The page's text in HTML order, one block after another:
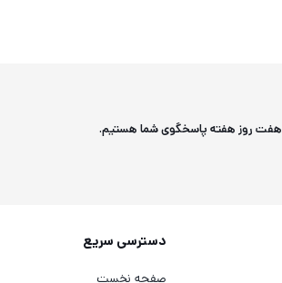
هفت روز هفته پاسخگوی شما هستیم.
دسترسی سریع
صفحه نخست